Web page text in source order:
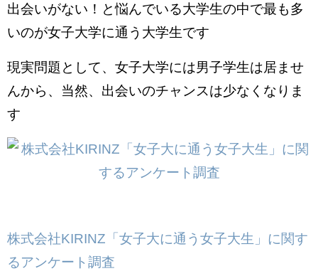
出会いがない！と悩んでいる大学生の中で最も多
いのが女子大学に通う大学生です
現実問題として、女子大学には男子学生は居ませ
んから、当然、出会いのチャンスは少なくなりま
す
株式会社KIRINZ「女子大に通う女子大生」に関す
るアンケート調査